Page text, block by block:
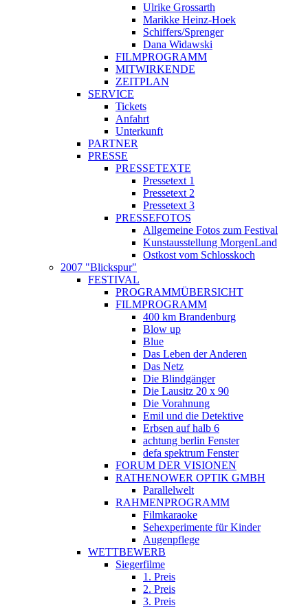
Ulrike Grossarth
Marikke Heinz-Hoek
Schiffers/Sprenger
Dana Widawski
FILMPROGRAMM
MITWIRKENDE
ZEITPLAN
SERVICE
Tickets
Anfahrt
Unterkunft
PARTNER
PRESSE
PRESSETEXTE
Pressetext 1
Pressetext 2
Pressetext 3
PRESSEFOTOS
Allgemeine Fotos zum Festival
Kunstausstellung MorgenLand
Ostkost vom Schlosskoch
2007 "Blickspur"
FESTIVAL
PROGRAMMÜBERSICHT
FILMPROGRAMM
400 km Brandenburg
Blow up
Blue
Das Leben der Anderen
Das Netz
Die Blindgänger
Die Lausitz 20 x 90
Die Vorahnung
Emil und die Detektive
Erbsen auf halb 6
achtung berlin Fenster
defa spektrum Fenster
FORUM DER VISIONEN
RATHENOWER OPTIK GMBH
Parallelwelt
RAHMENPROGRAMM
Filmkaraoke
Sehexperimente für Kinder
Augenpflege
WETTBEWERB
Siegerfilme
1. Preis
2. Preis
3. Preis